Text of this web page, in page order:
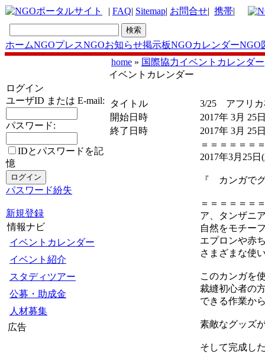
| FAQ| Sitemap| お問合せ| 携帯|
ホームNGOプレスNGOお知らせ掲示板NGOカレンダーNGO
ログイン
ユーザID または E-mail:
パスワード:
IDとパスワードを記
憶
パスワード紛失
新規登録
情報ナビ
イベントカレンダー
イベント紹介
スタディツアー
公募・助成金
人材募集
広告
home » 国際協力イベントカレンダー
イベントカレンダー
タイトル
3/25 アフリカ
開始日時
2017年 3月 25
終了日時
2017年 3月 25
＝＝＝＝＝＝
2017年3月25
『 カンガで
＝＝＝＝＝＝
ア、タンザニ
自然をモチー
エプロンや赤
さまざまな使
このカンガを
裁縫初心者の
できる作業か
素敵なグッズ
そして完成し